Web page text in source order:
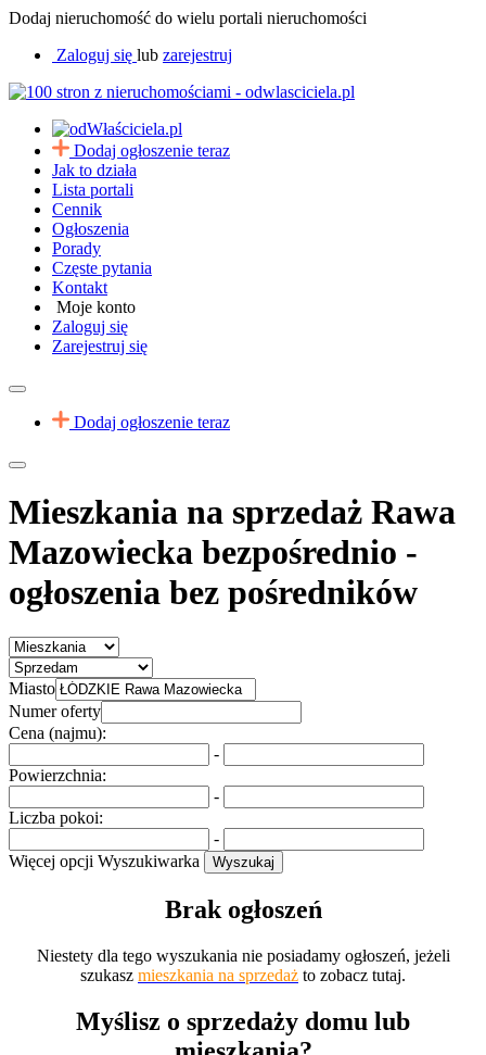
Dodaj nieruchomość do wielu portali nieruchomości
Zaloguj się lub zarejestruj
Dodaj ogłoszenie teraz
Jak to działa
Lista portali
Cennik
Ogłoszenia
Porady
Częste pytania
Kontakt
Moje konto
Zaloguj się
Zarejestruj się
Dodaj ogłoszenie teraz
Mieszkania na sprzedaż Rawa
Mazowiecka bezpośrednio -
ogłoszenia bez pośredników
Miasto
Numer oferty
Cena (najmu):
-
Powierzchnia:
-
Liczba pokoi:
-
Więcej opcji Wyszukiwarka Wyszukaj
Brak ogłoszeń
Niestety dla tego wyszukania nie posiadamy ogłoszeń, jeżeli
szukasz mieszkania na sprzedaż to zobacz tutaj.
Myślisz o sprzedaży domu lub